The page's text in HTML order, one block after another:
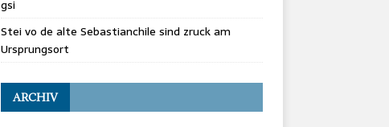
gsi
Stei vo de alte Sebastianchile sind zruck am
Ursprungsort
ARCHIV